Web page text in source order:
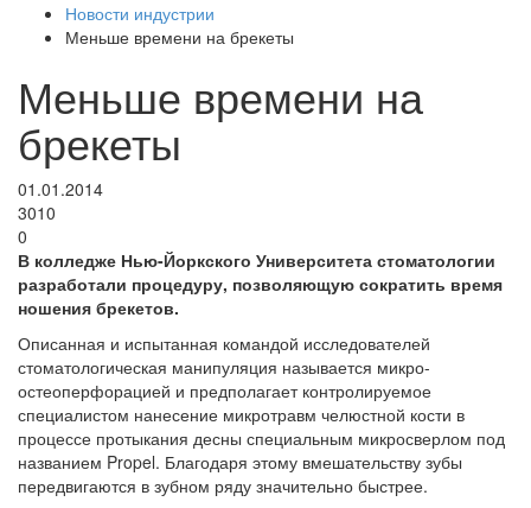
Новости индустрии
Меньше времени на брекеты
Меньше времени на
брекеты
01.01.2014
3010
0
В колледже Нью-Йоркского Университета стоматологии
разработали процедуру, позволяющую сократить время
ношения брекетов.
Описанная и испытанная командой исследователей
стоматологическая манипуляция называется микро-
остеоперфорацией и предполагает контролируемое
специалистом нанесение микротравм челюстной кости в
процессе протыкания десны специальным микросверлом под
названием Propel. Благодаря этому вмешательству зубы
передвигаются в зубном ряду значительно быстрее.